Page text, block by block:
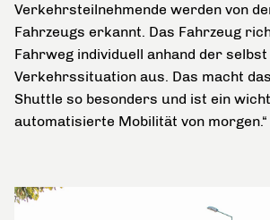
Verkehrsteilnehmende werden von
Fahrzeugs erkannt. Das Fahrzeug
Fahrweg individuell anhand der
Verkehrssituation aus. Das macht
Shuttle so besonders und ist ein
automatisierte Mobilität von morgen.“